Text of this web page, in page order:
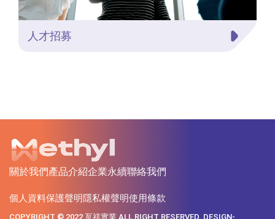
人才招募
關於我們產品介紹企業永續聯絡我們
個人資料保護聲明隱私權聲明使用條款
COPYRIGHT © 2022 亙祥實業 ALL RIGHT RESERVED. DESIGN-